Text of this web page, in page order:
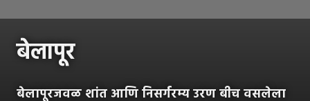
बेलापूर
बेलापूरजवळ शांत आणि निसर्गरम्य उरण बीच वसलेला